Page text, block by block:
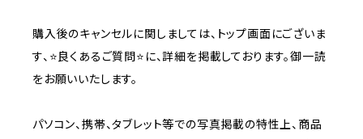
購入後のキャンセルに関しましては、トップ画面にございま
す、⭐良くあるご質問⭐に、詳細を掲載しております。御一読
をお願いいたします。
パソコン、携帯、タブレット等での写真掲載の特性上、商品